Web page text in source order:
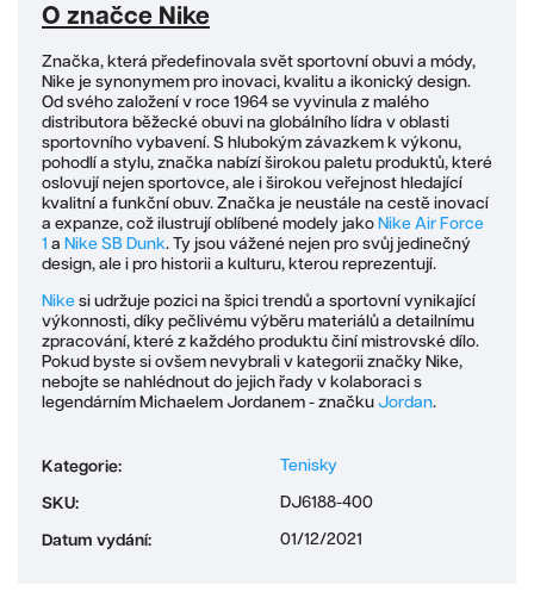
O značce Nike
Značka, která předefinovala svět sportovní obuvi a módy,
Nike je synonymem pro inovaci, kvalitu a ikonický design.
Od svého založení v roce 1964 se vyvinula z malého
distributora běžecké obuvi na globálního lídra v oblasti
sportovního vybavení. S hlubokým závazkem k výkonu,
pohodlí a stylu, značka nabízí širokou paletu produktů, které
oslovují nejen sportovce, ale i širokou veřejnost hledající
kvalitní a funkční obuv. Značka je neustále na cestě inovací
a expanze, což ilustrují oblíbené modely jako Nike Air Force
1 a Nike SB Dunk. Ty jsou vážené nejen pro svůj jedinečný
design, ale i pro historii a kulturu, kterou reprezentují.
Nike si udržuje pozici na špici trendů a sportovní vynikající
výkonnosti, díky pečlivému výběru materiálů a detailnímu
zpracování, které z každého produktu činí mistrovské dílo.
Pokud byste si ovšem nevybrali v kategorii značky Nike,
nebojte se nahlédnout do jejich řady v kolaboraci s
legendárním Michaelem Jordanem - značku Jordan.
Kategorie: Tenisky
SKU: DJ6188-400
Datum vydání: 01/12/2021